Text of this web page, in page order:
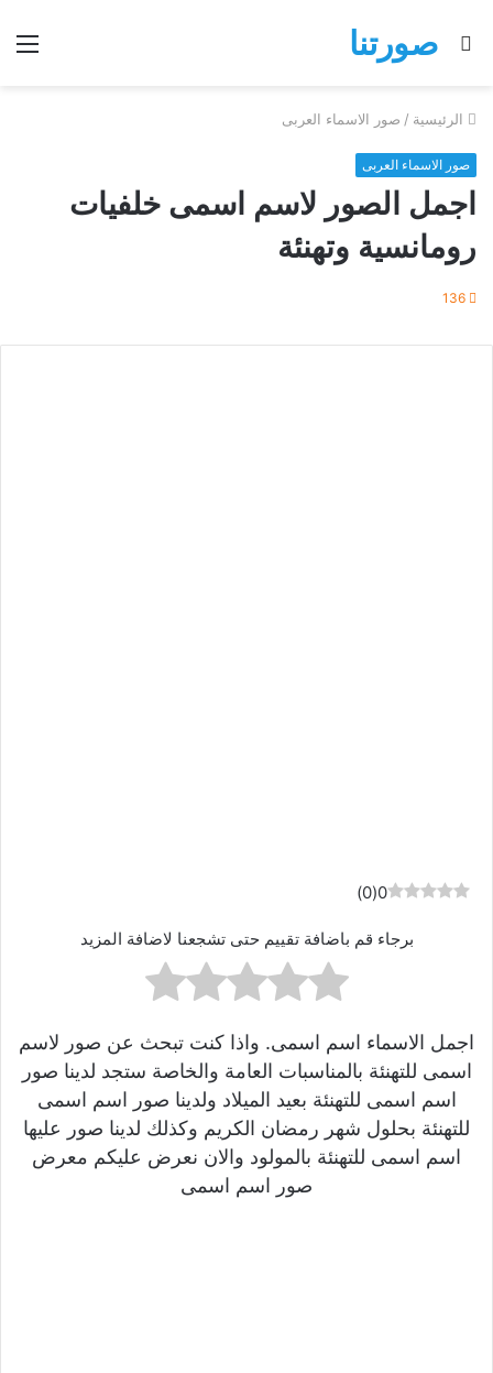
صورتنا
بحث
الرئيسية / صور الاسماء العربى
صور الاسماء العربى
اجمل الصور لاسم اسمى خلفيات
رومانسية وتهنئة
136
0
(
0
)
برجاء قم باضافة تقييم حتى تشجعنا لاضافة المزيد
اجمل الاسماء اسم اسمى. واذا كنت تبحث عن صور لاسم
اسمى للتهنئة بالمناسبات العامة والخاصة ستجد لدينا صور
اسم اسمى للتهنئة بعيد الميلاد ولدينا صور اسم اسمى
للتهنئة بحلول شهر رمضان الكريم وكذلك لدينا صور عليها
اسم اسمى للتهنئة بالمولود والان نعرض عليكم معرض
صور اسم اسمى